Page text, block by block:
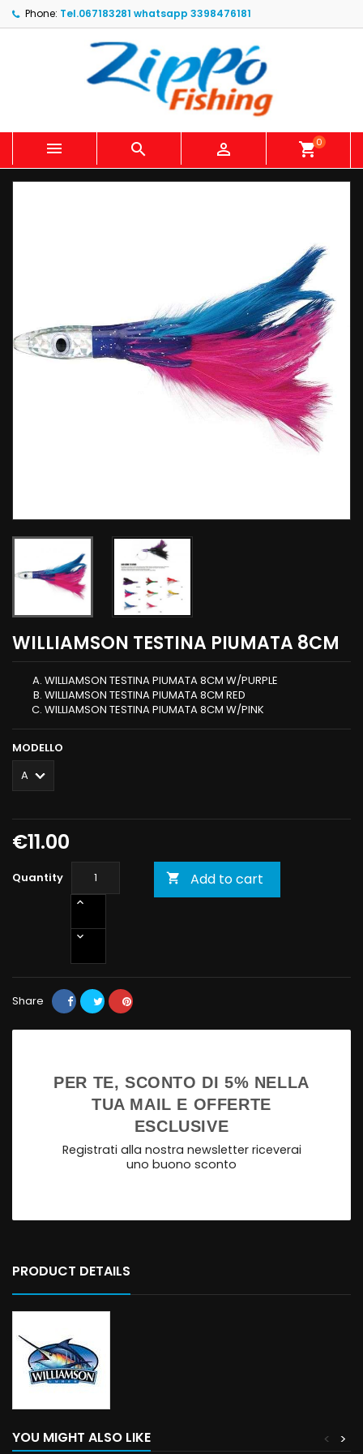
Phone: Tel.067183281 whatsapp 3398476181
   shopping_cart0
WILLIAMSON TESTINA PIUMATA 8CM
WILLIAMSON TESTINA PIUMATA 8CM W/PURPLE
WILLIAMSON TESTINA PIUMATA 8CM RED
WILLIAMSON TESTINA PIUMATA 8CM W/PINK
MODELLO
€11.00
Quantity  Add to cart
Share
PER TE, SCONTO DI 5% NELLA
TUA MAIL E OFFERTE
ESCLUSIVE
Registrati alla nostra newsletter riceverai
uno buono sconto
PRODUCT DETAILS
YOU MIGHT ALSO LIKE >
<